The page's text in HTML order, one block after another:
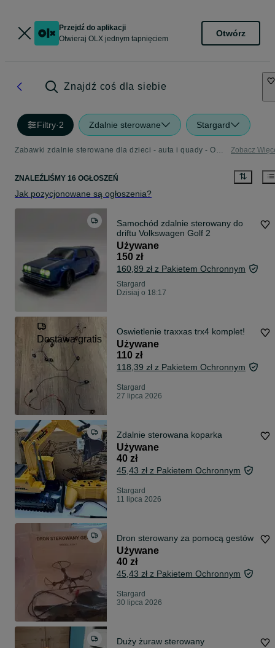
Przejdź do aplikacji
Otwieraj OLX jednym tapnięciem
Otwórz
Znajdź coś dla siebie
Filtry·2 Zdalnie sterowane Stargard
Zabawki zdalnie sterowane dla dzieci - auta i quady - OLX.pl Zobacz
ZNALEŹLIŚMY 16 OGŁOSZEŃ
Jak pozycjonowane są ogłoszenia?
Samochód zdalnie sterowany do
driftu Volkswagen Golf 2
Używane
150 zł
160,89 zł z Pakietem Ochronnym
Stargard
Dzisiaj o 18:17
Dostawa gratis
Oswietlenie traxxas trx4 komplet!
Używane
110 zł
118,39 zł z Pakietem Ochronnym
Stargard
27 lipca 2026
Zdalnie sterowana koparka
Używane
40 zł
45,43 zł z Pakietem Ochronnym
Stargard
11 lipca 2026
Dron sterowany za pomocą gestów
Używane
40 zł
45,43 zł z Pakietem Ochronnym
Stargard
30 lipca 2026
Duży żuraw sterowany